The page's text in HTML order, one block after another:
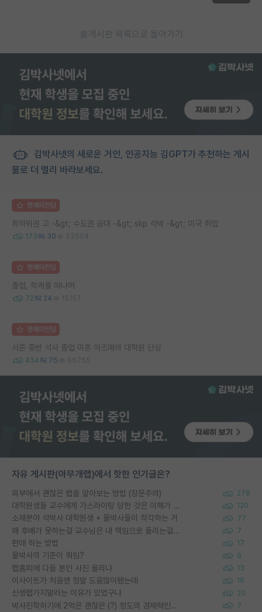
게시판 목록으로 돌아가기
김박사넷의 새로운 거인, 인공지능 김GPT가 추천하는 게시
물로 더 멀리 바라보세요.
명예의전당
최하위권 고 -&gt; 수도권 공대 -&gt; skp 석박 -&gt; 미국 취업
173 30 53504
명예의전당
졸업, 학계를 떠나며
72 24 15157
명예의전당
서른 중반 석사 졸업 미혼 아즈매의 대학원 단상
434 75 66755
자유 게시판(아무개랩)에서 핫한 인기글은?
외부에서 괜찮은 랩을 알아보는 방법 (장문주의) 278
대학원생들 교수에게 가스라이팅 당한 것은 이해가 갑니다. 안타깝네요. 120
소재분야 석박사 대학원생 + 물박사들이 착각하는 거 77
왜 후배가 못하는걸 교수님은 내 책임으로 돌리는걸까요? 7
편애 하는 방법 17
물박사의 기준이 뭐임? 9
랩홈피에 다들 본인 사진 올리냐 13
이사이트가 처음엔 정말 도움많이됐는데 16
신생랩가지말라는 이유가 있었구나 20
박사진학하기에 2억은 괜찮은 (?) 정도의 경제력인가요 7